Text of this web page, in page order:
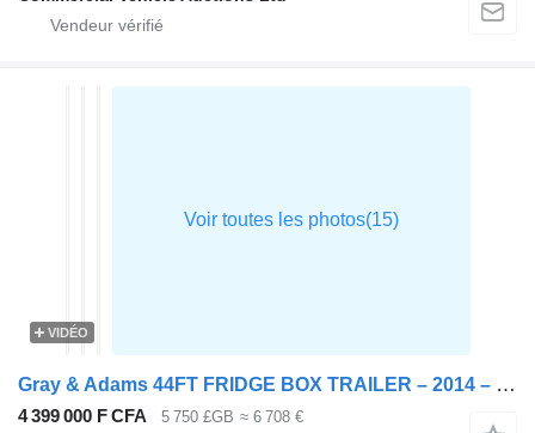
VIDÉO
Gray & Adams 44FT FRIDGE BOX TRAILER – 2014 – C365516*
4 399 000 F CFA 5 750 £GB ≈ 6 708 €